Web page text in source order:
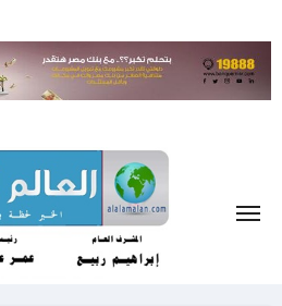
to
content